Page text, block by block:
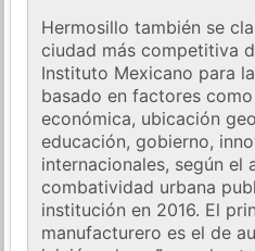
Hermosillo también se
ciudad más competitiva
Instituto Mexicano para
basado en factores
económica, ubicación
educación, gobierno,
internacionales, según el
combatividad urbana
institución en 2016. El
manufacturero es el de